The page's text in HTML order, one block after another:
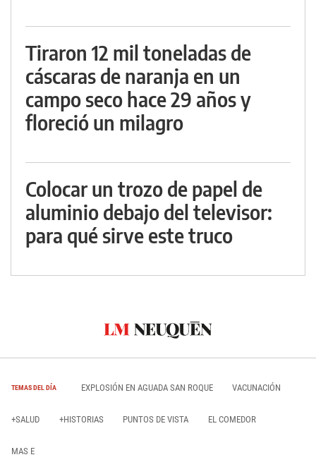
Tiraron 12 mil toneladas de
cáscaras de naranja en un
campo seco hace 29 años y
floreció un milagro
Colocar un trozo de papel de
aluminio debajo del televisor:
para qué sirve este truco
TEMAS DEL DÍA EXPLOSIÓN EN AGUADA SAN ROQUE VACUNACIÓN
+SALUD +HISTORIAS PUNTOS DE VISTA EL COMEDOR
MAS E